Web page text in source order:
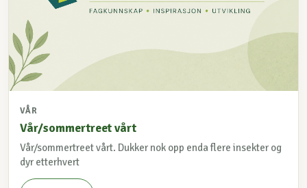
VÅR
Vår/sommertreet vårt
Vår/sommertreet vårt. Dukker nok opp enda flere insekter og
dyr etterhvert